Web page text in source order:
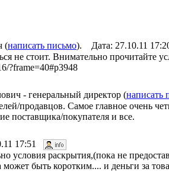
(написать письмо). Дата: 27.10.11
стоит. Внимательно прочитайте
?frame=40#p3948
- генеральный директор (написать
продавцов. Самое главное очень
поставщика/покупателя и все.
17:51
условия раскрытия,(пока не
может быть коротким.... и деньги за